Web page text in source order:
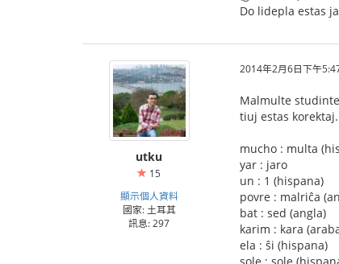
Do lidepla estas
utku
15
顯示個人資料
國家: 土耳其
訊息: 297
2014年2月6日下午
Malmulte
tiuj estas korektaj.
mucho : multa
yar : jaro
un : 1 (hispana)
povre : malriĉa
bat : sed (angla)
karim : kara
ela : ŝi (hispana)